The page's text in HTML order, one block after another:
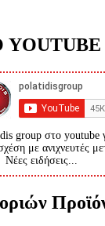
group στο youtube
με ανιχνευτές
Νέες ειδήσεις...